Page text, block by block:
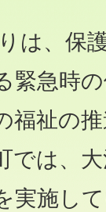
は、保
緊急時
福祉の
では、
実施して